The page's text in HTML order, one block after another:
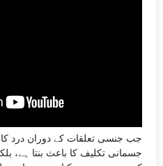
جب جنسی تعلقات کے دوران درد
جسمانی تکلیف کا باعث بنتا ہے،